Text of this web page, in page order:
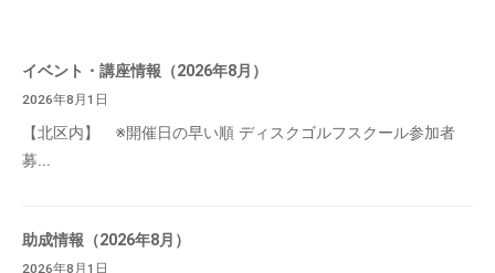
イベント・講座情報（2026年8月）
2026年8月1日
【北区内】 ※開催日の早い順 ディスクゴルフスクール参加者
募...
助成情報（2026年8月）
2026年8月1日